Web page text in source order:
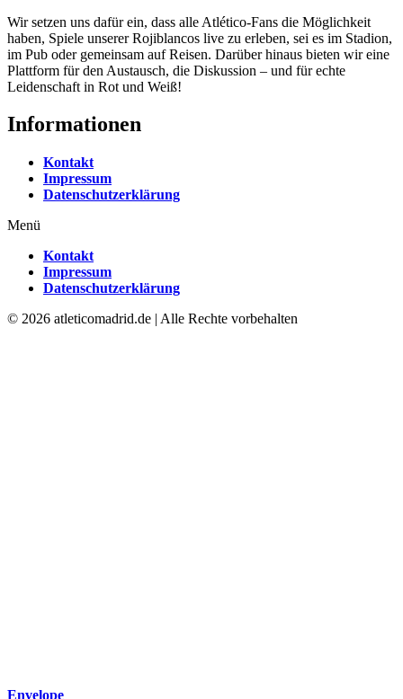
Wir setzen uns dafür ein, dass alle Atlético-Fans die Möglichkeit
haben, Spiele unserer Rojiblancos live zu erleben, sei es im Stadion,
im Pub oder gemeinsam auf Reisen. Darüber hinaus bieten wir eine
Plattform für den Austausch, die Diskussion – und für echte
Leidenschaft in Rot und Weiß!
Informationen
Kontakt
Impressum
Datenschutzerklärung
Menü
Kontakt
Impressum
Datenschutzerklärung
© 2026 atleticomadrid.de | Alle Rechte vorbehalten
Envelope